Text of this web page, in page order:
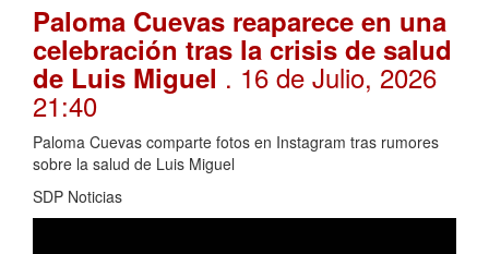
Paloma Cuevas reaparece en una
celebración tras la crisis de salud
de Luis Miguel . 16 de Julio, 2026
21:40
Paloma Cuevas comparte fotos en Instagram tras rumores
sobre la salud de Luis Miguel
SDP Noticias